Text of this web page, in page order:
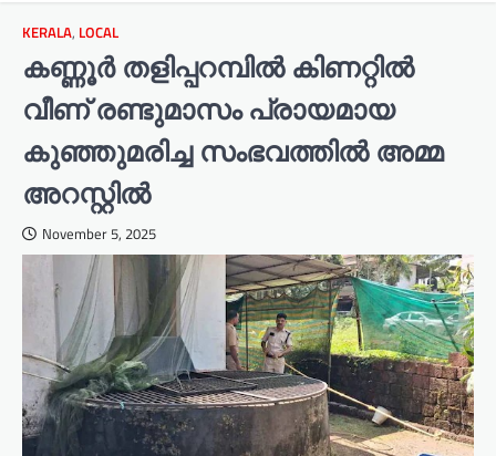
KERALA, LOCAL
കണ്ണൂർ തളിപ്പറമ്പിൽ കിണറ്റിൽ
വീണ് രണ്ടുമാസം പ്രായമായ
കുഞ്ഞുമരിച്ച സംഭവത്തിൽ അമ്മ
അറസ്റ്റിൽ
November 5, 2025